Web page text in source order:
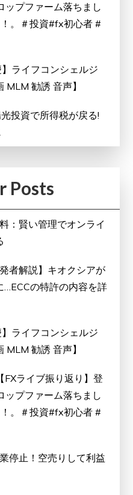
プファーム落ちまし
。＃投資#fx初心者 #
】ライフコンシェルジ
MLM 勧誘 音声】
投資で所得税が戻る!
Posts
：賢い管理でオンライ
者解説】キオクシアが
…ECCの特許の内容を詳
】ライフコンシェルジ
MLM 勧誘 音声】
ライブ振り返り】登
プファーム落ちまし
。＃投資#fx初心者 #
停止！空売りして利益